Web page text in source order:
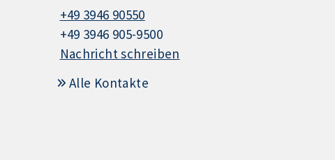
+49 3946 90550
+49 3946 905-9500
Nachricht schreiben
Alle Kontakte